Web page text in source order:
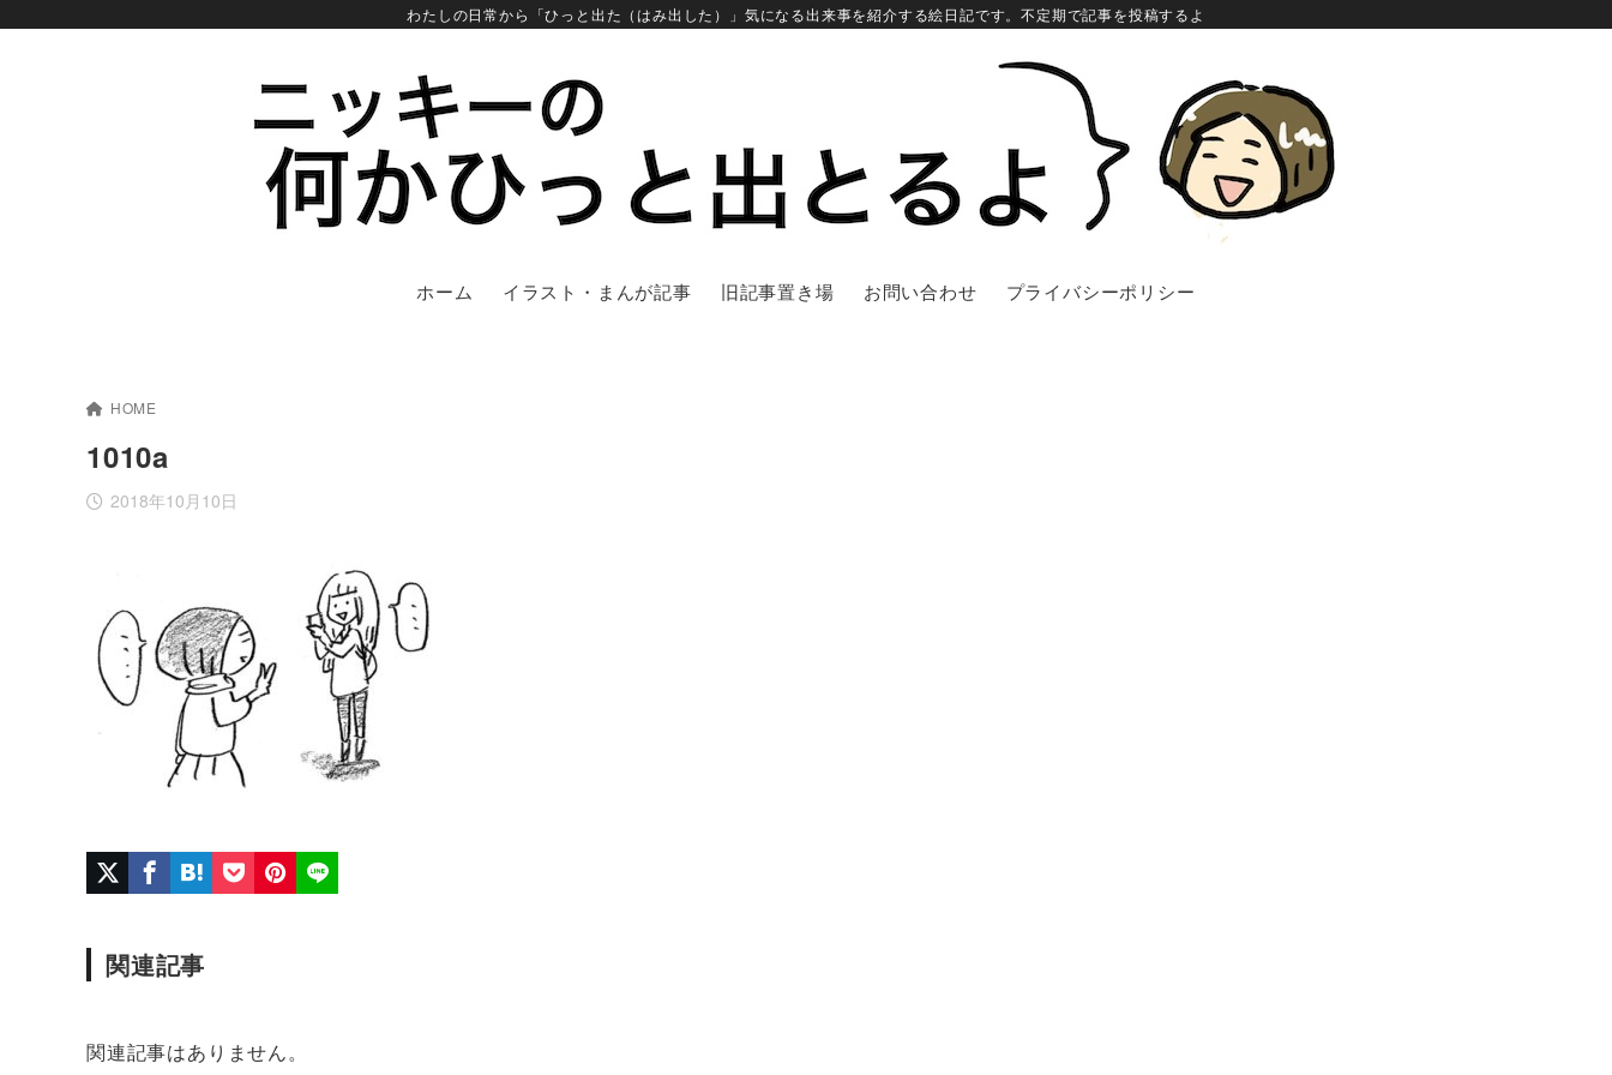
わたしの日常から「ひっと出た（はみ出した）」気になる出来事を紹介する絵日記です。不定期で記事を投稿するよ
ホーム イラスト・まんが記事 旧記事置き場 お問い合わせ プライバシーポリシー
HOME
1010a
2018年10月10日
関連記事
関連記事はありません。